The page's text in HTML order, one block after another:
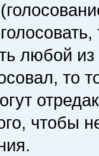
любой
то
чтобы